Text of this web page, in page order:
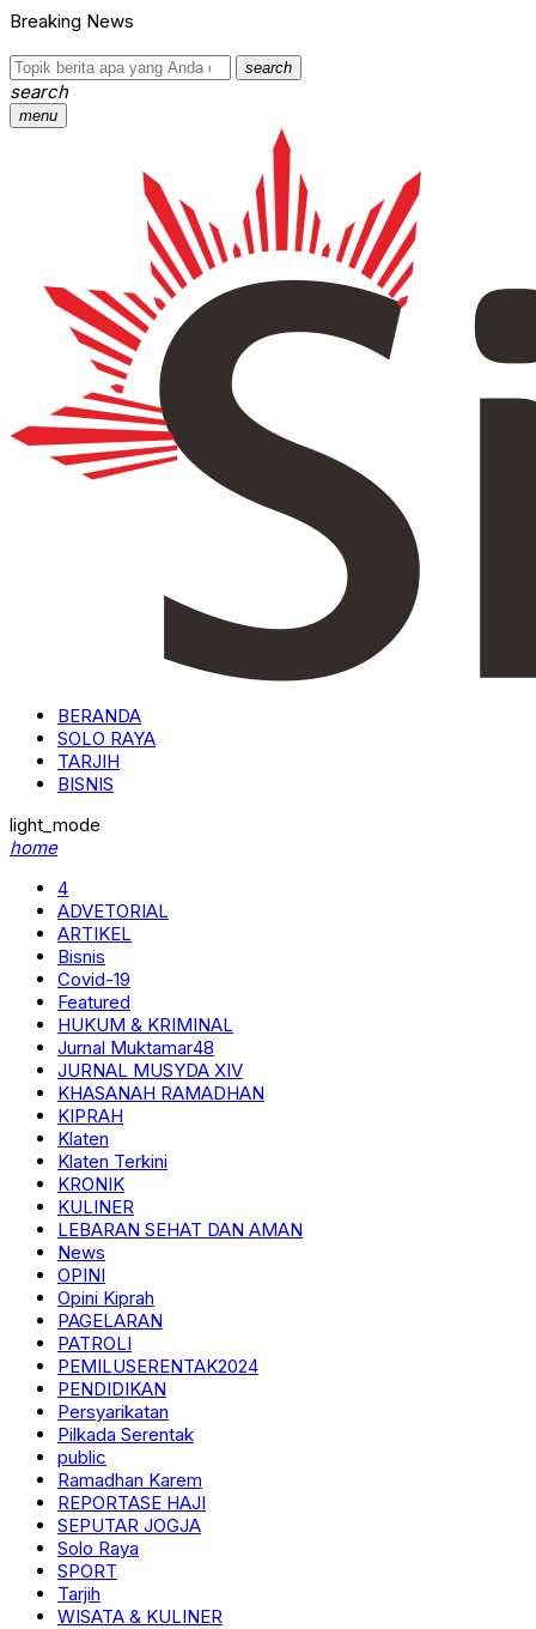
Breaking News
search
search
menu
BERANDA
SOLO RAYA
TARJIH
BISNIS
light_mode
home
4
ADVETORIAL
ARTIKEL
Bisnis
Covid-19
Featured
HUKUM & KRIMINAL
Jurnal Muktamar48
JURNAL MUSYDA XIV
KHASANAH RAMADHAN
KIPRAH
Klaten
Klaten Terkini
KRONIK
KULINER
LEBARAN SEHAT DAN AMAN
News
OPINI
Opini Kiprah
PAGELARAN
PATROLI
PEMILUSERENTAK2024
PENDIDIKAN
Persyarikatan
Pilkada Serentak
public
Ramadhan Karem
REPORTASE HAJI
SEPUTAR JOGJA
Solo Raya
SPORT
Tarjih
WISATA & KULINER